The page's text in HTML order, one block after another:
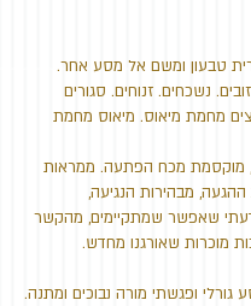
טבעון ומשם אל מסע אחר.
נשכחים. זנוחים. סגורים
מחמת מיאוס. מיאוס מחמת
מוקסמת מכח הפתעה. ממראות
ההגעה, מבהירות הנגיעה,
שאפשר שמתקיימים, מהקשר
מוכרות שאורגנו מחדש.
גורלי ופגשתי מורה נבוכים ומתנה.